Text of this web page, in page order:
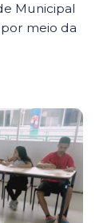
Municipal
meio da